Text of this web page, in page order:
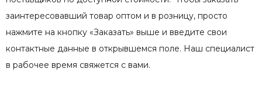
заинтересовавший товар оптом и в розницу, просто
нажмите на кнопку «Заказать» выше и введите свои
контактные данные в открывшемся поле. Наш специалист
в рабочее время свяжется с вами.